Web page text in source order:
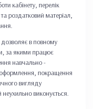
кабінету, перелік
роздатковий матеріал,
в повному
за якими працює
навчально -
оформлення, покращення
вигляду
виконується.